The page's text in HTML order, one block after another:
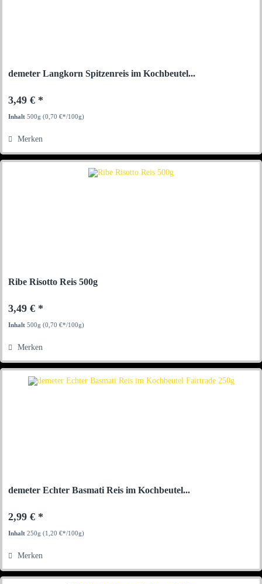
demeter Langkorn Spitzenreis im Kochbeutel...
3,49 € *
Inhalt500g(0,70 €*/100g)
Merken
Ribe Risotto Reis 500g
3,49 € *
Inhalt500g(0,70 €*/100g)
Merken
demeter Echter Basmati Reis im Kochbeutel...
2,99 € *
Inhalt250g(1,20 €*/100g)
Merken